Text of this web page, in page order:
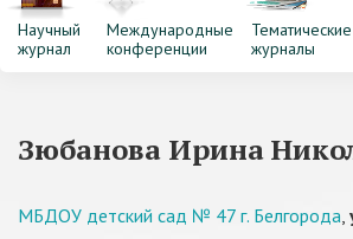
Научный
журнал
Международные
конференции
Тематические
журналы
Зюбанова Ирина
МБДОУ детский сад № 47 г. Белгорода,